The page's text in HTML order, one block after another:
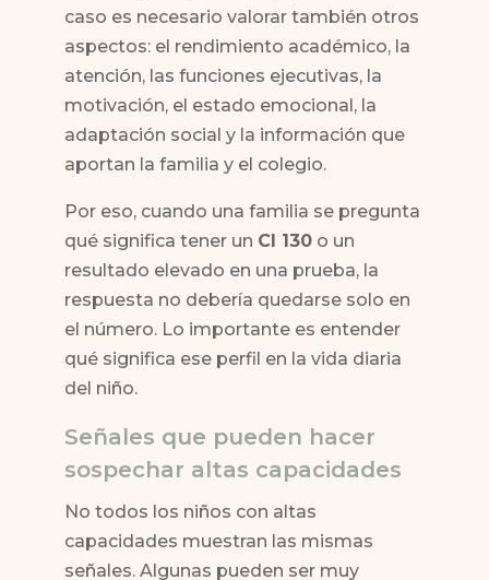
caso es necesario valorar también otros
aspectos: el rendimiento académico, la
atención, las funciones ejecutivas, la
motivación, el estado emocional, la
adaptación social y la información que
aportan la familia y el colegio.
Por eso, cuando una familia se pregunta
qué significa tener un CI 130 o un
resultado elevado en una prueba, la
respuesta no debería quedarse solo en
el número. Lo importante es entender
qué significa ese perfil en la vida diaria
del niño.
Señales que pueden hacer
sospechar altas capacidades
No todos los niños con altas
capacidades muestran las mismas
señales. Algunas pueden ser muy